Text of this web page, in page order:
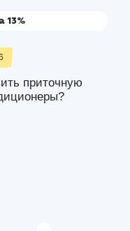
13%
приточную